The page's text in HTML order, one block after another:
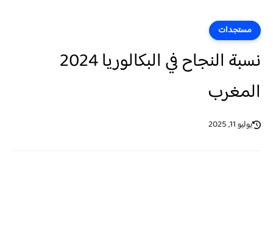
مستجدات
نسبة النجاح في البكالوريا 2024
المغرب
يوليو 11, 2025